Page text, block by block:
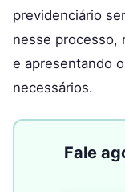
previdenciário
nesse processo,
e apresentando
necessários.
Fale